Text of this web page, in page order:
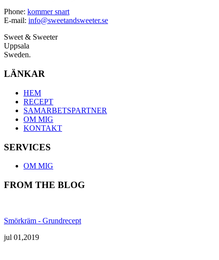
Phone: kommer snart
E-mail: info@sweetandsweeter.se
Sweet & Sweeter
Uppsala
Sweden.
LÄNKAR
HEM
RECEPT
SAMARBETSPARTNER
OM MIG
KONTAKT
SERVICES
OM MIG
FROM THE BLOG
Smörkräm - Grundrecept
jul 01,2019